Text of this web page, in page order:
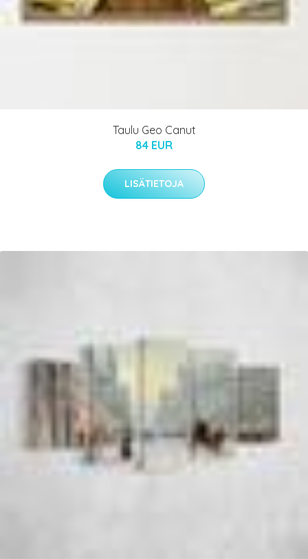
Taulu Geo Canut
84 EUR
LISÄTIETOJA